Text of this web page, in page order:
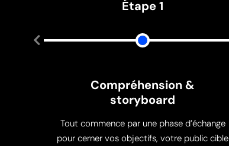
Étape 1
Compréhension &
storyboard
Tout commence par une phase d’échange
pour cerner vos objectifs, votre public cible